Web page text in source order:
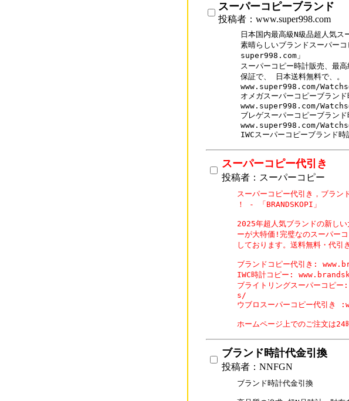
スーパーコピーブランド
投稿者：www.super998.com
日本国内最高級N級品超人気ス
素晴らしいブランドスーパー
super998.com」
スーパーコピー時計販売、最
保証で、 日本送料無料で、。
www.super998.com/
オメガスーパーコピーブランド
www.super998.com/
ブレゲスーパーコピーブランド
www.super998.com/
スーパーコピー代引き
投稿者：スーパーコピー
スーパーコピー代引き，ブラ
！ - 「BRANDSKOPI」
2025年超人気ブランドの新し
ーが大特価!完璧なのスーパー
しております。送料無料・代引
ブランドコピー代引き:
IWC時計コピー:
ブライトリングスーパーコ
s/
ウブロスーパーコピー代引
ホームページ上でのご注文は24
ブランド時計代金引換
投稿者：NNFGN
ブランド時計代金引換